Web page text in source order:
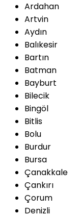
Ardahan
Artvin
Aydın
Balıkesir
Bartın
Batman
Bayburt
Bilecik
Bingöl
Bitlis
Bolu
Burdur
Bursa
Çanakkale
Çankırı
Çorum
Denizli